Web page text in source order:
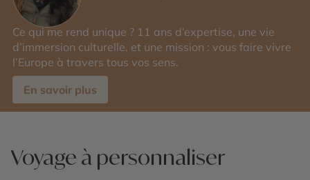
Ce qui me rend unique ? 11 ans d’expertise, une vie
d’immersion culturelle, et une mission : vous faire vivre
l’Europe à travers tous vos sens.
En savoir plus
Voyage à personnaliser